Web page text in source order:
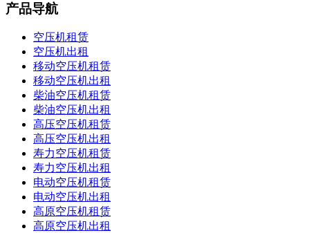
产品导航
空压机租赁
空压机出租
移动空压机租赁
移动空压机出租
柴油空压机租赁
柴油空压机出租
高压空压机租赁
高压空压机出租
寿力空压机租赁
寿力空压机出租
电动空压机租赁
电动空压机出租
高原空压机租赁
高原空压机出租